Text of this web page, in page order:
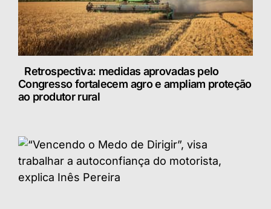
Retrospectiva: medidas aprovadas pelo
Congresso fortalecem agro e ampliam proteção
ao produtor rural